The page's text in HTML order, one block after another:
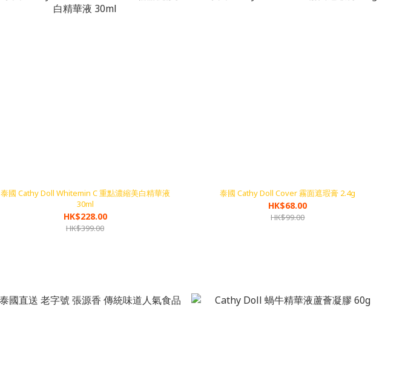
泰國 Cathy Doll Whitemin C 重點濃縮美白精華液
30ml
HK$228.00
HK$399.00
泰國 Cathy Doll Cover 霧面遮瑕膏 2.4g
HK$68.00
HK$99.00